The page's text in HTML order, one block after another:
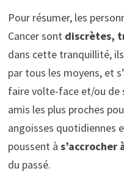
Pour résumer, les
Cancer sont discrètes,
dans cette tranquillité,
par tous les moyens, et
faire volte-face et/ou de
amis les plus proches
angoisses quotidiennes
poussent à s’accrocher
du passé.